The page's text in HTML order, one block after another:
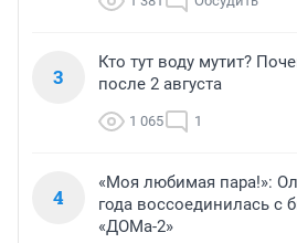
3
Кто тут воду мутит?
после 2 августа
1 065 1
4
«Моя любимая пара!»:
года воссоединилась
«ДОМа-2»